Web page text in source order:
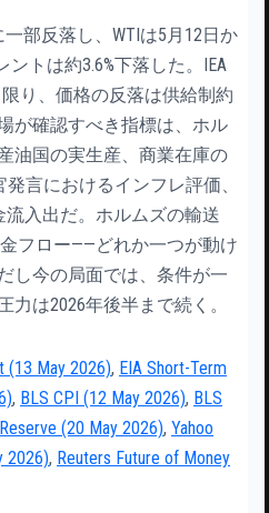
部反落し、WTIは5月12日か
ントは約3.6%下落した。IEA
り、価格の反落は供給制約
が確認すべき指標は、ホル
油国の実生産、商業在庫の
言におけるインフレ評価、
流入出だ。ホルムズの輸送
フロー——どれか一つが動け
し今の局面では、条件が一
は2026年後半まで続く。
(13 May 2026), EIA Short-Term
, BLS CPI (12 May 2026), BLS
(20 May 2026), Yahoo
2026), Reuters Future of Money